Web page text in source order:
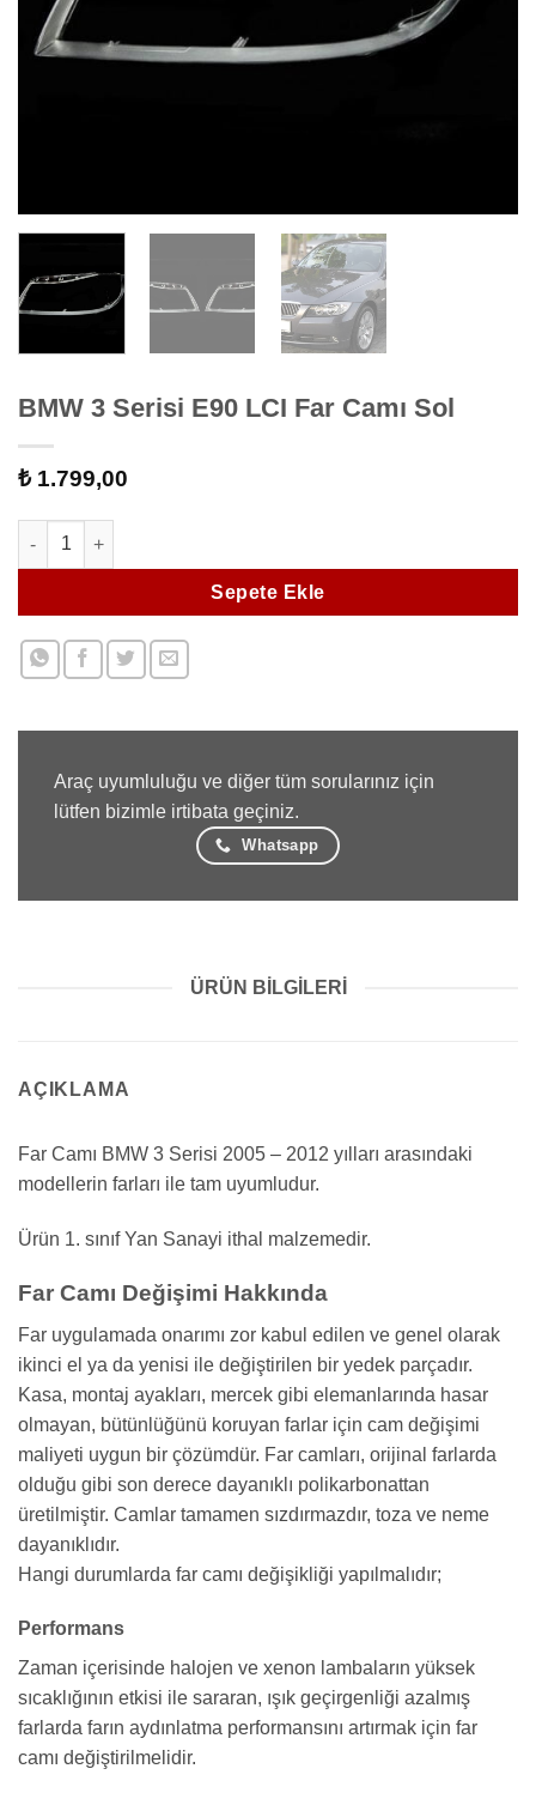
BMW 3 Serisi E90 LCI Far Camı Sol
₺1.799,00
BMW 3 Serisi E90 LCI Far Camı Sol adet
Sepete Ekle
Araç uyumluluğu ve diğer tüm sorularınız için
lütfen bizimle irtibata geçiniz.
Whatsapp
ÜRÜN BILGILERI
AÇIKLAMA
Far Camı BMW 3 Serisi 2005 – 2012 yılları arasındaki
modellerin farları ile tam uyumludur.
Ürün 1. sınıf Yan Sanayi ithal malzemedir.
Far Camı Değişimi Hakkında
Far uygulamada onarımı zor kabul edilen ve genel olarak
ikinci el ya da yenisi ile değiştirilen bir yedek parçadır.
Kasa, montaj ayakları, mercek gibi elemanlarında hasar
olmayan, bütünlüğünü koruyan farlar için cam değişimi
maliyeti uygun bir çözümdür. Far camları, orijinal farlarda
olduğu gibi son derece dayanıklı polikarbonattan
üretilmiştir. Camlar tamamen sızdırmazdır, toza ve neme
dayanıklıdır.
Hangi durumlarda far camı değişikliği yapılmalıdır;
Performans
Zaman içerisinde halojen ve xenon lambaların yüksek
sıcaklığının etkisi ile sararan, ışık geçirgenliği azalmış
farlarda farın aydınlatma performansını artırmak için far
camı değiştirilmelidir.